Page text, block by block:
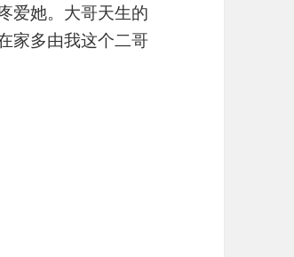
爱她。大哥天生的
家多由我这个二哥